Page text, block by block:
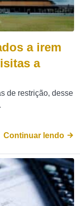
a irem
a
de restrição, desse
Continuar lendo